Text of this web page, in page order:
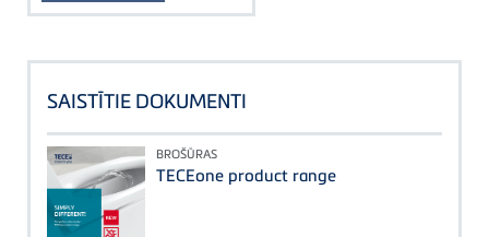
SAISTĪTIE DOKUMENTI
BROŠŪRAS
TECEone product range